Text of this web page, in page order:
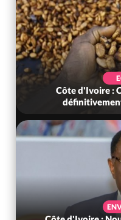
Côte d'Ivoire :